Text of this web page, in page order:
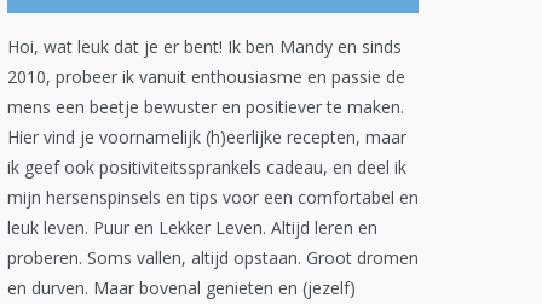
Hoi, wat leuk dat je er bent! Ik ben Mandy en sinds
2010, probeer ik vanuit enthousiasme en passie de
mens een beetje bewuster en positiever te maken.
Hier vind je voornamelijk (h)eerlijke recepten, maar
ik geef ook positiviteitssprankels cadeau, en deel ik
mijn hersenspinsels en tips voor een comfortabel en
leuk leven. Puur en Lekker Leven. Altijd leren en
proberen. Soms vallen, altijd opstaan. Groot dromen
en durven. Maar bovenal genieten en (jezelf)